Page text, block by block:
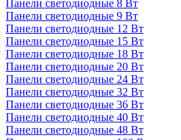
Панели светодиодные 8 Вт
Панели светодиодные 9 Вт
Панели светодиодные 12 Вт
Панели светодиодные 15 Вт
Панели светодиодные 18 Вт
Панели светодиодные 20 Вт
Панели светодиодные 24 Вт
Панели светодиодные 32 Вт
Панели светодиодные 36 Вт
Панели светодиодные 40 Вт
Панели светодиодные 48 Вт